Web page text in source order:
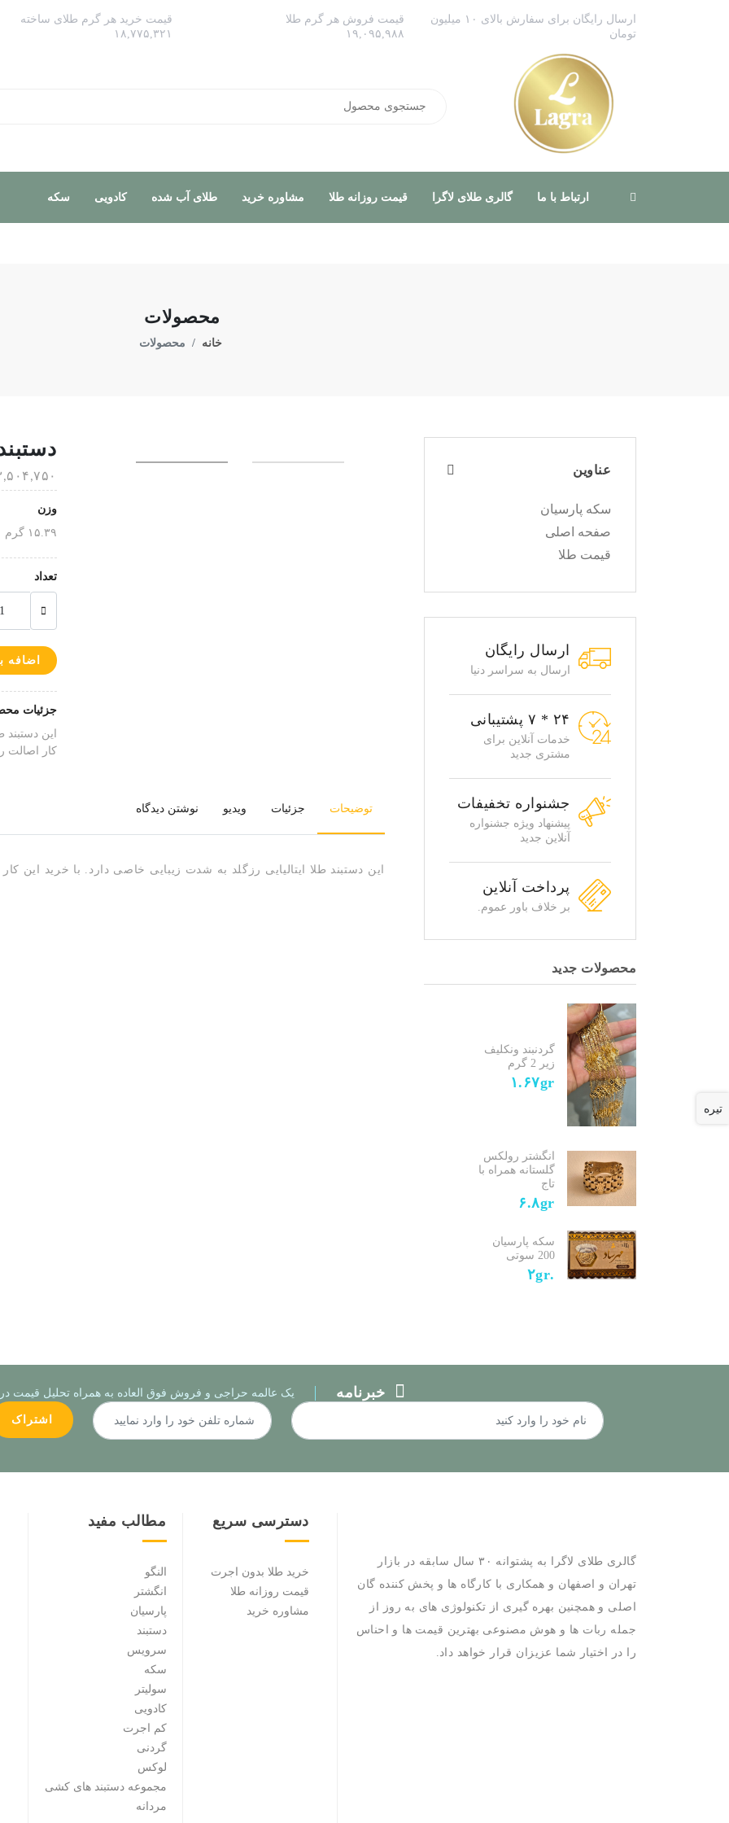
ارسال رایگان برای سفارش بالای ۱۰ میلیون
تومان
قیمت فروش هر گرم طلا
۱۹,۰۹۵,۹۸۸
قیمت خرید هر گرم طلای ساخته
۱۸,۷۷۵,۳۲۱
ارتباط با ما گالری طلای لاگرا قیمت روزانه طلا مشاوره خرید طلای آب شده کادویی سکه
محصولات
خانه محصولات
عناوین
سکه پارسیان
صفحه اصلی
قیمت طلا
ارسال رایگان
ارسال به سراسر دنیا
۲۴ * ۷ پشتیبانی
خدمات آنلاین برای
مشتری جدید
جشنواره تخفیفات
پیشنهاد ویژه جشنواره
آنلاین جدید
پرداخت آنلاین
بر خلاف باور عموم.
محصولات جدید
گردنبند ونکلیف
زیر 2 گرم
۱.۶۷gr
انگشتر رولکس
گلستانه همراه با
تاج
۶.۸gr
سکه پارسیان
200 سوتی
.۲gr
۱۲۳,۵۰۴,۷۵۰
وزن
۱۵.۳۹ گرم
تعداد
اضافه
جزئیات
این
کار اصالت
توضیحات جزئیات ویدیو نوشتن دیدگاه
این دستبند طلا ایتالیایی رزگلد به شدت زیبایی خاصی دارد. با خرید این
خبرنامه یک عالمه حراجی و فروش فوق العاده به همراه تحلیل قیمت در
اشتراک
گالری طلای لاگرا به پشتوانه ۳۰ سال سابقه در بازار
تهران و اصفهان و همکاری با کارگاه ها و پخش کننده گان
اصلی و همچنین بهره گیری از تکنولوژی های به روز از
جمله ربات ها و هوش مصنوعی بهترین قیمت ها و احناس
را در اختیار شما عزیزان قرار خواهد داد.
دسترسی سریع
خرید طلا بدون اجرت
قیمت روزانه طلا
مشاوره خرید
مطالب مفید
النگو
انگشتر
پارسیان
دستبند
سرویس
سکه
سولیتر
کادویی
کم اجرت
گردنی
لوکس
مجموعه دستبند های کشی
مردانه
تیره